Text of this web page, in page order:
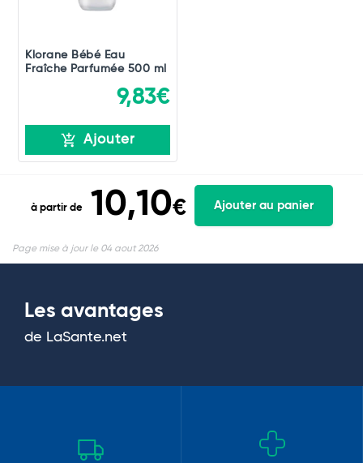
Klorane Bébé Eau
Fraîche Parfumée 500 ml
9,83€
Ajouter
à partir de 10,10€ Ajouter au panier
Page mise à jour le 04 aout 2026
Les avantages
de LaSante.net